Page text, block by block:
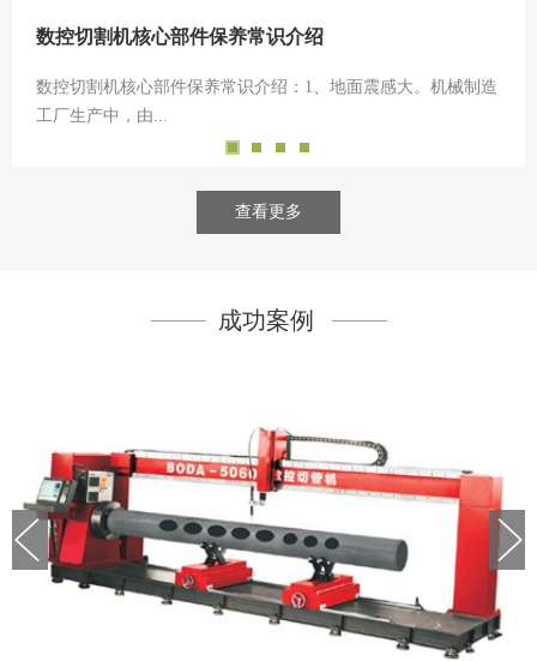
数控切割机核心部件保养常识介绍
数控切割机核心部件保养常识介绍：1、地面震感大。机械制造
工厂生产中，由...
查看更多
成功案例